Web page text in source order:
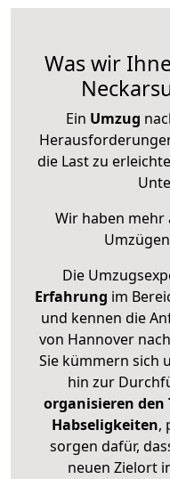
Was wir
Ein Umzug
die Last zu
Wir haben mehr
Die
Erfahrung im
und kennen die
von Hannover
Sie kümmern sich
hin zur
organisieren den
Habseligkeiten,
sorgen dafür,
neuen Zielort